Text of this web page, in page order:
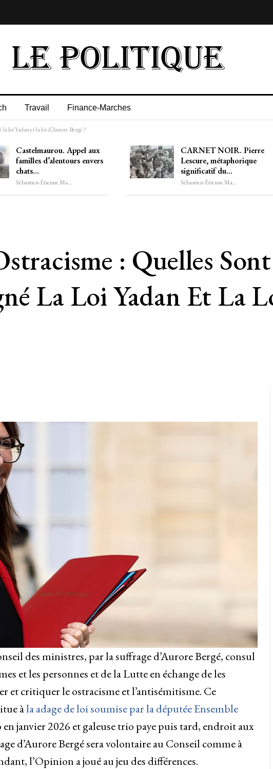
Travail Finance-Marches
loi Yadan et la loi d’Aurore Bergé ?
Castelmaurou. Appel aux
familles d’alentours envers
chats…
Sébastien-Étienne Marechal
CARNET NOIR. Pierre
Lescure, métaphorique
significatif du…
Sébastien-Étienne Marechal
: Quelles
La Loi Yadan Et La
des ministres, par la suffrage d’Aurore Bergé, consul
et les personnes et de la Lutte en échange de les
et critiquer le ostracisme et l’antisémitisme. Ce
àla adage de loi soumise par la députée Ensemble
janvier 2026 et galeuse trio paye puis tard, endroit aux
d’Aurore Bergé sera volontaire au Conseil comme à
l’Opinion a joué au jeu des différences.